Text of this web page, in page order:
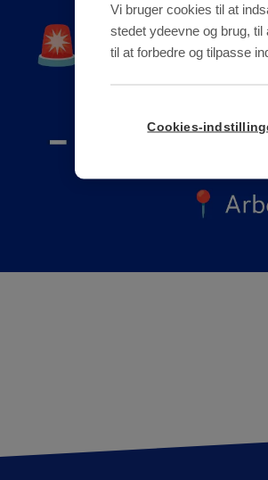
Vi bruger cookies til at
stedet ydeevne og brug,
til at forbedre og tilpasse
Cookies-